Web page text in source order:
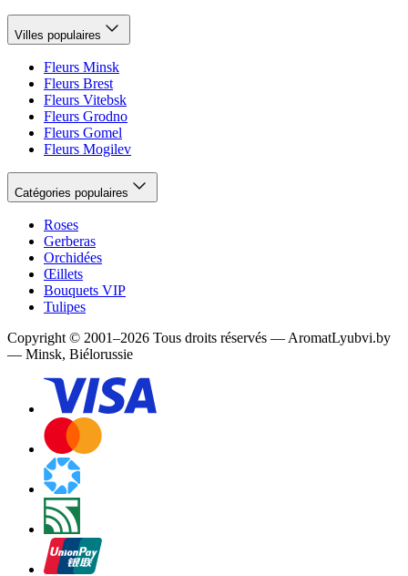
Villes populaires
Fleurs Minsk
Fleurs Brest
Fleurs Vitebsk
Fleurs Grodno
Fleurs Gomel
Fleurs Mogilev
Catégories populaires
Roses
Gerberas
Orchidées
Œillets
Bouquets VIP
Tulipes
Copyright © 2001–2026 Tous droits réservés — AromatLyubvi.by
— Minsk, Biélorussie